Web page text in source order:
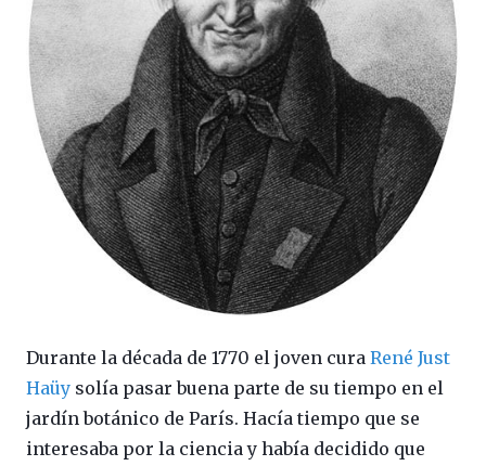
Durante la década de 1770 el joven cura René Just
Haüy solía pasar buena parte de su tiempo en el
jardín botánico de París. Hacía tiempo que se
interesaba por la ciencia y había decidido que